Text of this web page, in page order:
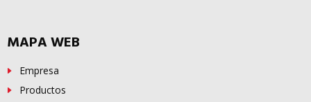
MAPA WEB
Empresa
Productos